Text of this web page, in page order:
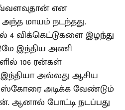
என
மாயம் நடந்தது.
4 விக்கெட்டுகளை இழந்து
இந்திய அணி
106 ரன்கள்
அல்லது ஆசிய
அடிக்க வேண்டும்
ஆனால் போட்டி நடப்பது